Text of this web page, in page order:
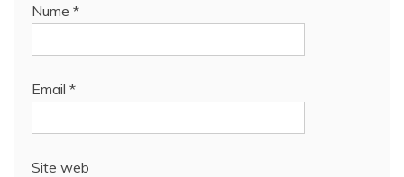
Nume *
Email *
Site web